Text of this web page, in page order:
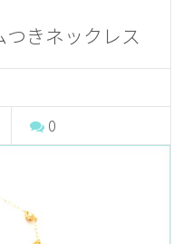
きネックレス
0